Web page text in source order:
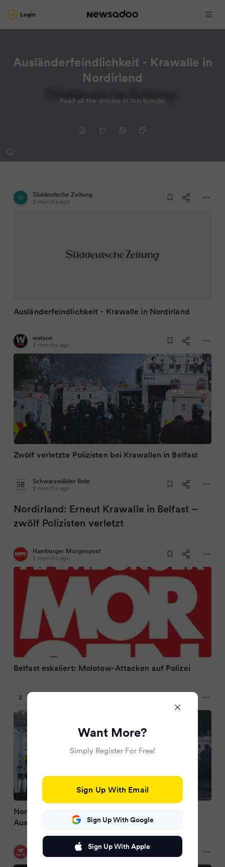
Login
Ausländerfeindlichkeit - Krawalle in
Nordirland
Read all the articles in this bundle.
Süddeutsche Zeitung
2 months ago
Ausländerfeindlichkeit - Krawalle in Nordirland
watson
2 months ago
Zwölf verletzte Polizisten bei Krawallen in Belfast
Schwarzwälder Bote
2 months ago
Nordirland: Erneut Krawalle in Belfast –
zwölf Polizisten verletzt
Hamburger Morgenpost
2 months ago
Belfast eskaliert: Molotow-Attacken auf Polizei
ZEIT ONLINE
Nordirland: Zwölf verletzte Polizisten bei
Ausschreitungen in Belfast
2 months ago
Want More?
Simply Register For Free!
Sign Up With Email
Sign Up With Google
Sign Up With Apple